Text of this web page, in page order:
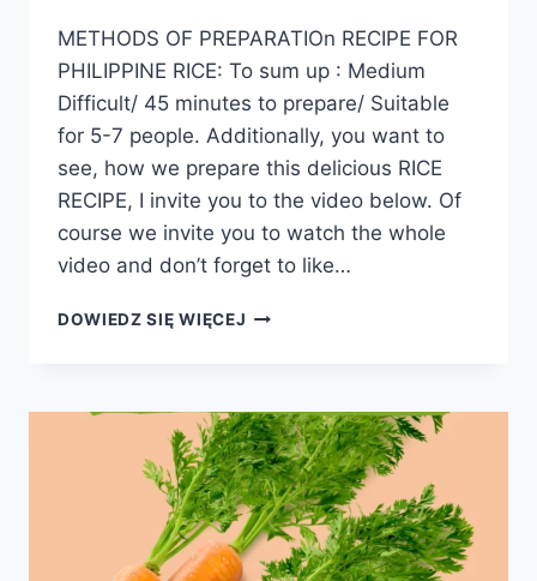
METHODS OF PREPARATIOn RECIPE FOR
PHILIPPINE RICE: To sum up : Medium
Difficult/ 45 minutes to prepare/ Suitable
for 5-7 people. Additionally, you want to
see, how we prepare this delicious RICE
RECIPE, I invite you to the video below. Of
course we invite you to watch the whole
video and don’t forget to like…
DOWIEDZ SIĘ WIĘCEJ FILIPIŃSKI